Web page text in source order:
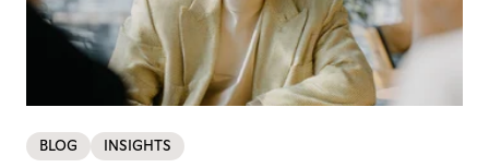
BLOG INSIGHTS